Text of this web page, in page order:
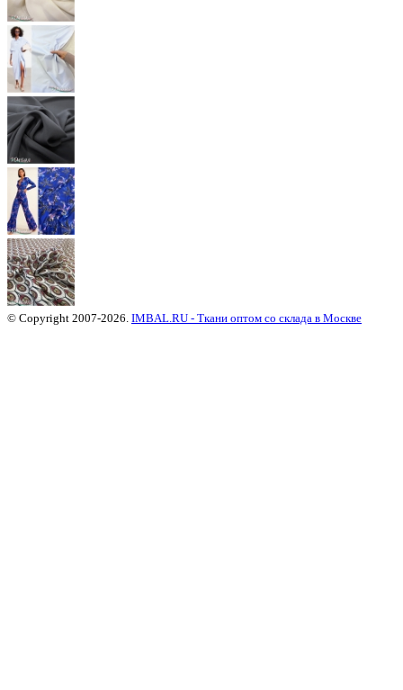
© Copyright 2007-2026. IMBAL.RU - Ткани оптом со склада в Москве